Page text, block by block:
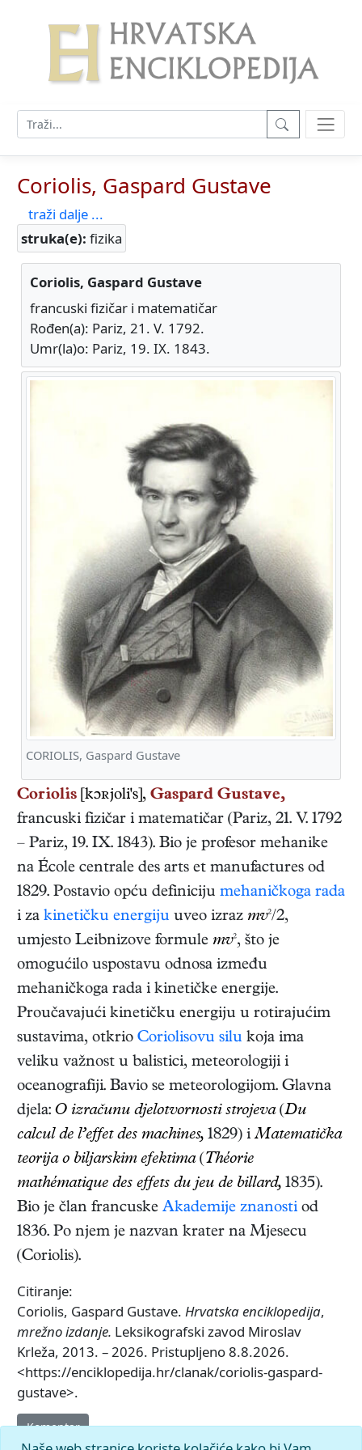
Coriolis, Gaspard Gustave
traži dalje ...
struka(e): fizika
Coriolis, Gaspard Gustave
francuski fizičar i matematičar
Rođen(a): Pariz, 21. V. 1792.
Umr(la)o: Pariz, 19. IX. 1843.
CORIOLIS, Gaspard Gustave
Coriolis [kɔʀjoli's], Gaspard Gustave,
francuski fizičar i matematičar (Pariz, 21. V. 1792
– Pariz, 19. IX. 1843). Bio je profesor mehanike
na École centrale des arts et manufactures od
1829. Postavio opću definiciju mehaničkoga rada
i za kinetičku energiju uveo izraz mv²/2,
umjesto Leibnizove formule mv², što je
omogućilo uspostavu odnosa između
mehaničkoga rada i kinetičke energije.
Proučavajući kinetičku energiju u rotirajućim
sustavima, otkrio Coriolisovu silu koja ima
veliku važnost u balistici, meteorologiji i
oceanografiji. Bavio se meteorologijom. Glavna
djela: O izračunu djelotvornosti strojeva(Du
calcul de l’effet des machines, 1829) iMatematička
teorija o biljarskim efektima(Théorie
mathématique des effets du jeu de billard, 1835).
Bio je član francuske Akademije znanosti od
1836. Po njem je nazvan krater na Mjesecu
(Coriolis).
Citiranje:
Coriolis, Gaspard Gustave. Hrvatska enciklopedija,
mrežno izdanje. Leksikografski zavod Miroslav
Krleža, 2013. – 2026. Pristupljeno 8.8.2026.
<https://enciklopedija.hr/clanak/coriolis-gaspard-
gustave>.
Komentar